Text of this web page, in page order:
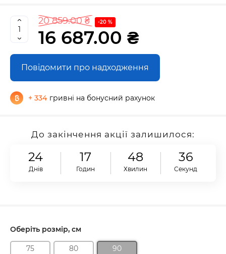
20 859.00 ₴ -20 %
16 687.00 ₴
Повідомити про надходження
+ 334 гривні на бонусний рахунок
До закінчення акції залишилося:
24
Днів
17
Годин
48
Хвилин
35
Секунд
Оберіть розмір, см
75 80 90